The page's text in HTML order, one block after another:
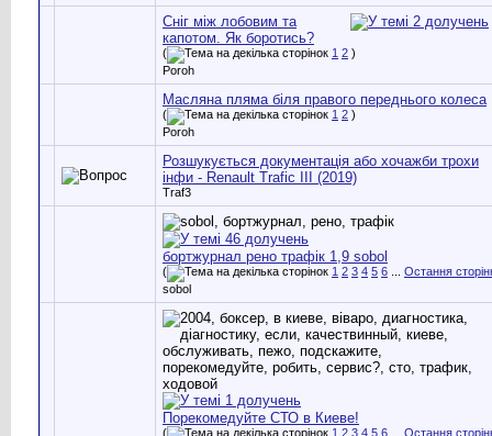
Сніг між лобовим та
капотом. Як боротись?
( 1 2 )
Poroh
Масляна пляма біля правого переднього колеса
( 1 2 )
Poroh
Розшукується документація або хочажби трохи
інфи - Renault Trafic III (2019)
Traf3
бортжурнал рено трафік 1,9 sobol
( 1 2 3 4 5 6
Остання
sobol
Порекомедуйте СТО в Киеве!
( 1 2 3 4 5 6 Остання